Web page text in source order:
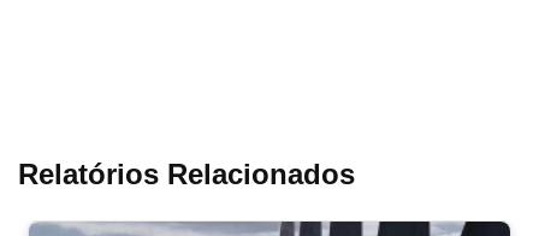
Relatórios Relacionados